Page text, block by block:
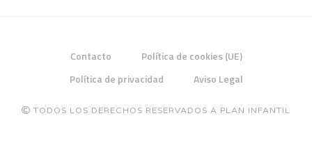
Contacto
Política de cookies (UE)
Política de privacidad
Aviso Legal
TODOS LOS DERECHOS RESERVADOS A PLAN INFANTIL